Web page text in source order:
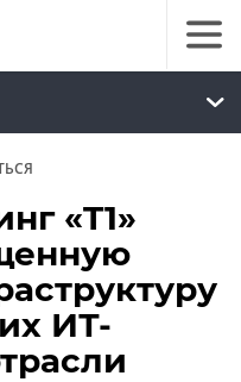
«T1»
ИТ-